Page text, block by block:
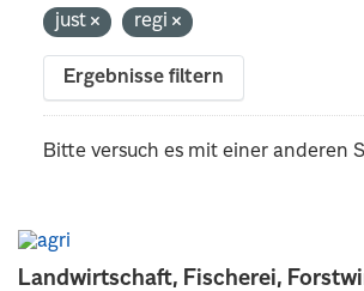
Landwirtschaft, Fischerei,
just
regi
Ergebnisse filtern
Bitte versuch es mit einer anderen